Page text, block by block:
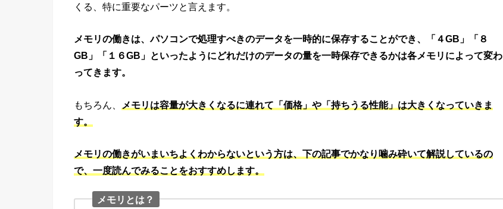
くる、特に重要なパーツと言えます。
メモリの働きは、パソコンで処理すべきのデータを一時的に保存することができ、「４GB」「８
GB」「１６GB」といったようにどれだけのデータの量を一時保存できるかは各メモリによって変わ
ってきます。
もちろん、
メモリは容量が大きくなるに連れて「価格」や「持ちうる性能」は大きくなっていきま
す。
メモリの働きがいまいちよくわからないという方は、下の記事でかなり噛み砕いて解説しているの
で、一度読んでみることをおすすめします。
メモリとは？